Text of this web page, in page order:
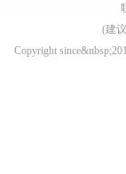
(建
Copyright